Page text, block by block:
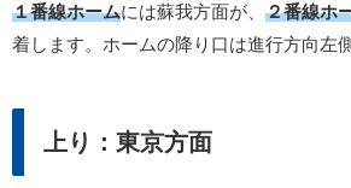
１番線ホームには蘇我方面が、 ２番線ホ
着します。ホームの降り口は進行方向左
上り：東京方面